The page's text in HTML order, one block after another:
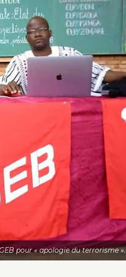
pour « apologie du terrorisme